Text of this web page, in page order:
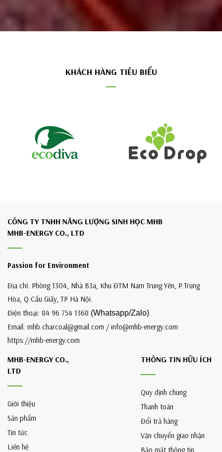
KHÁCH HÀNG TIÊU BIỂU
CÔNG TY TNHH NĂNG LƯỢNG SINH HỌC MHB
MHB-ENERGY CO., LTD
Passion for Environment
Địa chỉ: Phòng 1304, Nhà B3a, Khu ĐTM Nam Trung Yên, P.Trung
Hòa, Q.Cầu Giấy, TP Hà Nội.
Điện thoại: 84 96 754 1368 (Whatsapp/Zalo)
Email: mhb.charcoal@gmail.com / info@mhb-energy.com
https://mhb-energy.com
MHB-ENERGY CO.,
LTD
Giới thiệu
Sản phẩm
Tin tức
Liên hệ
THÔNG TIN HỮU ÍCH
Quy định chung
Thanh toán
Đổi trả hàng
Vận chuyển giao nhận
Bảo mật thông tin